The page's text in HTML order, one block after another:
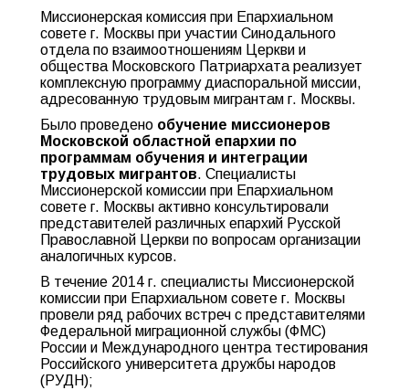
Миссионерская комиссия при Епархиальном
совете г. Москвы при участии Синодального
отдела по взаимоотношениям Церкви и
общества Московского Патриархата реализует
комплексную программу диаспоральной миссии,
адресованную трудовым мигрантам г. Москвы.
Было проведено обучение миссионеров
Московской областной епархии по
программам обучения и интеграции
трудовых мигрантов. Специалисты
Миссионерской комиссии при Епархиальном
совете г. Москвы активно консультировали
представителей различных епархий Русской
Православной Церкви по вопросам организации
аналогичных курсов.
В течение 2014 г. специалисты Миссионерской
комиссии при Епархиальном совете г. Москвы
провели ряд рабочих встреч с представителями
Федеральной миграционной службы (ФМС)
России и Международного центра тестирования
Российского университета дружбы народов
(РУДН);